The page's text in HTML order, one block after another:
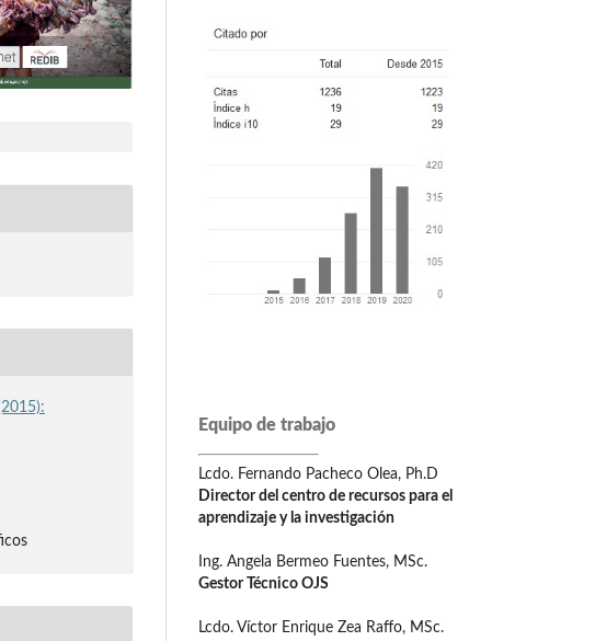
Equipo de trabajo
Lcdo. Fernando Pacheco Olea, Ph.D
Director del centro de recursos para el
aprendizaje y la investigación
Ing. Angela Bermeo Fuentes, MSc.
Gestor Técnico OJS
Lcdo. Víctor Enrique Zea Raffo, MSc.